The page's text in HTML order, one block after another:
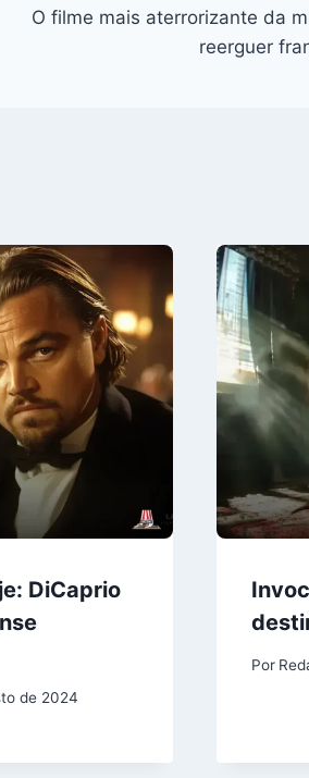
O filme mais aterrorizante da
reerguer
DiCaprio
de 2024
Por